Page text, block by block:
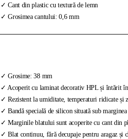
✓ Cant din plastic cu textură de lemn
✓ Grosimea cantului: 0,6 mm
✓ Grosime: 38 mm
✓ Acoperit cu laminat decorativ HPL și întărit
✓ Rezistent la umiditate, temperaturi ridicate și
✓ Bandă specială de silicon situată sub
✓ Marginile blatului sunt acoperite cu cant din
✓ Blat continuu, fără decupaje pentru aragaz și